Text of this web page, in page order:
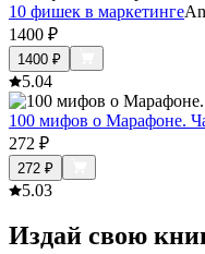
10 фишек в маркетинге
1400 ₽
1400 ₽
5.04
100 мифов о Марафоне.
272 ₽
272 ₽
5.03
Издай свою